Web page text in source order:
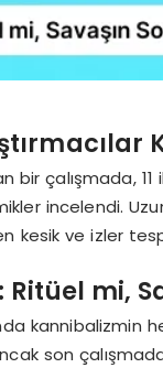
çalışmada, 11
incelendi.
kesik ve izler
mi,
kannibalizmin
son